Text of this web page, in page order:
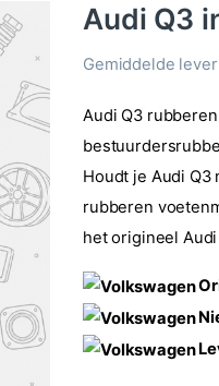
Audi Q3
Gemiddelde
Audi Q3
Houdt je Audi
rubberen
het origineel